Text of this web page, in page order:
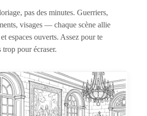
pas des minutes. Guerriers,
visages — chaque scène allie
espaces ouverts. Assez pour te
trop pour écraser.